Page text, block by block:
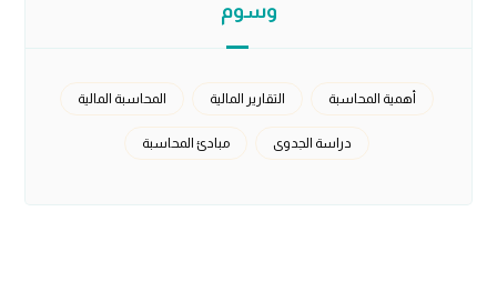
وسوم
أهمية المحاسبة التقارير المالية المحاسبة المالية
دراسة الجدوى مبادئ المحاسبة